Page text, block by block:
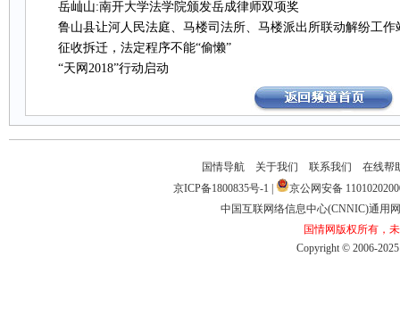
岳屾山:南开大学法学院颁发岳成律师双项奖
鲁山县让河人民法庭、马楼司法所、马楼派出所联动解纷工作
征收拆迁，法定程序不能“偷懒”
“天网2018”行动启动
国情导航 关于我们 联系我们
在线帮
京ICP备1800835号-1
京公网安备
中国互联网络信息中心(CNNIC)通用
国情网版权所有，
Copyright©2006-